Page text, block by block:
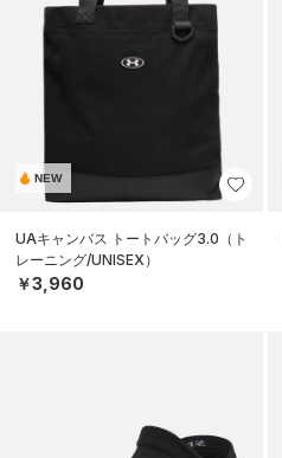
NEW
UAキャンバス トートバッグ3.0（ト
レーニング/UNISEX）
￥3,960